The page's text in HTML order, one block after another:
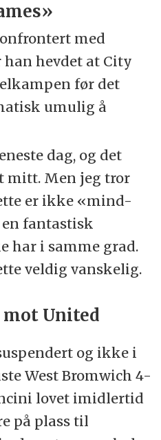
med
hevdet at City
før det
umulig å
dag, og det
mitt. Men jeg tror
er ikke «mind-
fantastisk
har i samme grad.
veldig vanskelig.
United
og ikke i
West Bromwich 4-
lovet imidlertid
på plass til